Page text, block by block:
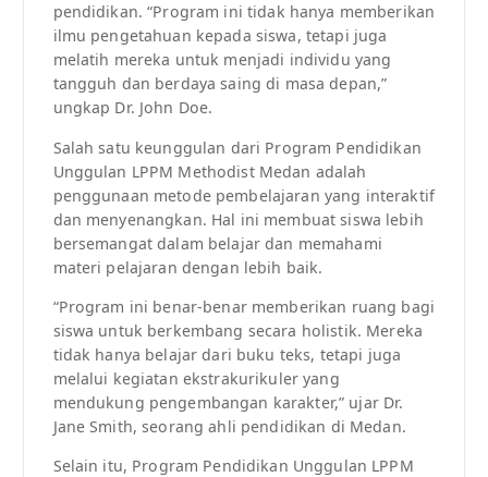
pendidikan. “Program ini tidak hanya memberikan
ilmu pengetahuan kepada siswa, tetapi juga
melatih mereka untuk menjadi individu yang
tangguh dan berdaya saing di masa depan,”
ungkap Dr. John Doe.
Salah satu keunggulan dari Program Pendidikan
Unggulan LPPM Methodist Medan adalah
penggunaan metode pembelajaran yang interaktif
dan menyenangkan. Hal ini membuat siswa lebih
bersemangat dalam belajar dan memahami
materi pelajaran dengan lebih baik.
“Program ini benar-benar memberikan ruang bagi
siswa untuk berkembang secara holistik. Mereka
tidak hanya belajar dari buku teks, tetapi juga
melalui kegiatan ekstrakurikuler yang
mendukung pengembangan karakter,” ujar Dr.
Jane Smith, seorang ahli pendidikan di Medan.
Selain itu, Program Pendidikan Unggulan LPPM